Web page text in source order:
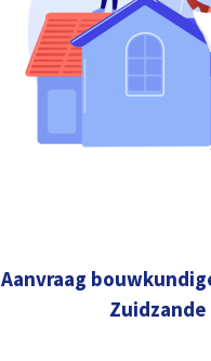
Aanvraag
Zuidzande